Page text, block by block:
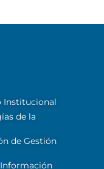
Institucional
de la
de Gestión